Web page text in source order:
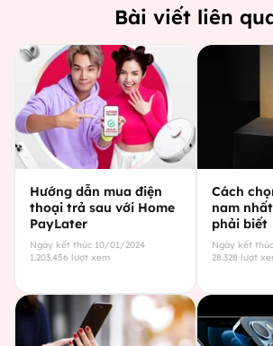
Bài viết liên
Hướng dẫn mua điện
thoại trả sau với Home
PayLater
Ngày kết thúc 10/01/2024
1.203.456 lượt xem
Cách
nam
phải biết
Ngày kết thúc
28.328 lượt